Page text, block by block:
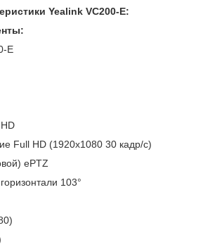
Yealink VC200-E:
E
Full HD (1920x1080 30 кадр/с)
ePTZ
103°